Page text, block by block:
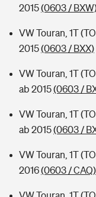
2015(0603 /
VW Touran, 1T
2015(0603 / BXX)
VW Touran, 1T
ab 2015(0603 /
VW Touran, 1T
ab 2015(0603 /
VW Touran, 1T
2016(0603 / CAQ)